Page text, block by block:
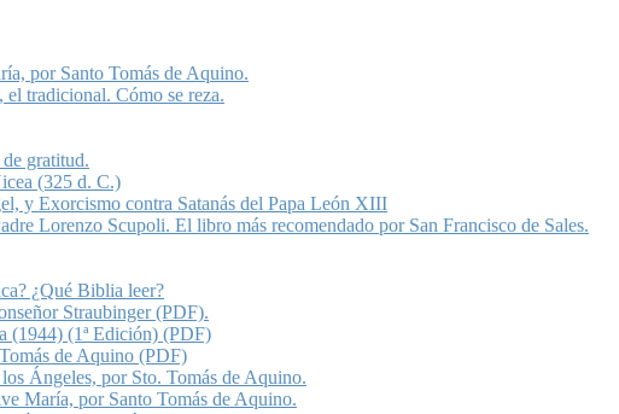
por Santo Tomás de Aquino.
tradicional. Cómo se reza.
gratitud.
(325 d. C.)
y Exorcismo contra Satanás del Papa León XIII
Lorenzo Scupoli. El libro más recomendado por San Francisco de Sales.
¿Qué Biblia leer?
Straubinger (PDF).
(1944) (1ª Edición) (PDF)
de Aquino (PDF)
Ángeles, por Sto. Tomás de Aquino.
María, por Santo Tomás de Aquino.